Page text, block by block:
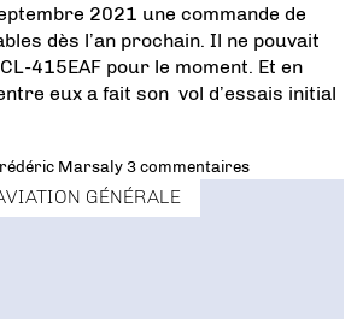
2021 une commande de
dès l’an prochain. Il ne pouvait
415EAF pour le moment. Et en
eux a fait son vol d’essais initial
Marsaly 3 commentaires
GÉNÉRALE